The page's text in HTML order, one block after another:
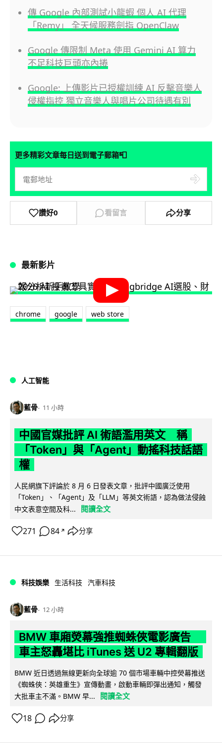
傳 Google 內部測試小龍蝦 個人 AI 代理
「Remy」 全天候服務劍指 OpenClaw
Google 傳限制 Meta 使用 Gemini AI 算力
不足科技巨頭亦內捲
Google: 上傳影片已授權訓練 AI 反擊音樂人
侵權指控 獨立音樂人與唱片公司待遇有別
更多精彩文章每日送到電子郵箱📮
讚好0 看留言 分享
最新影片
chrome google web store
人工智能
藍骨 11 小時
中國官媒批評 AI 術語濫用英文 稱
「Token」與「Agent」動搖科技話語
權
人民網旗下評論於 8 月 6 日發表文章，批評中國廣泛使用
「Token」、「Agent」及「LLM」等英文術語，認為做法侵蝕
中文表意空間及科...
閱讀全文
271 84 ↗ 分享
科技娛樂 生活科技 汽車科技
藍骨 12 小時
BMW 車廂熒幕強推蜘蛛俠電影廣告
車主怒轟堪比 iTunes 送 U2 專輯翻版
BMW 近日透過無線更新向全球逾 70 個市場車輛中控熒幕推送
《蜘蛛俠：英雄重生》宣傳動畫，啟動車輛即彈出通知，觸發
大批車主不滿。BMW 早...
閱讀全文
18 分享